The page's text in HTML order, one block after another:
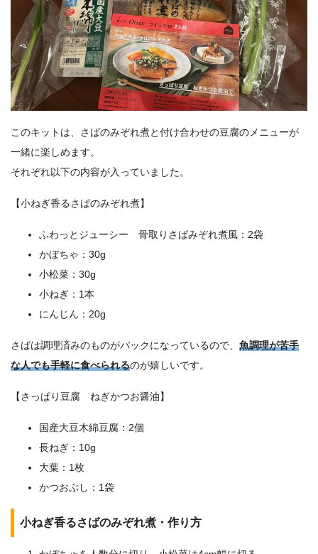
このキットは、さばのみぞれ煮と付け合わせの豆腐のメニューが
一緒に楽しめます。
それぞれ以下の内容が入っていました。
【小ねぎ香るさばのみぞれ煮】
ふわっとジューシー 骨取りさばみぞれ煮風：2袋
かぼちゃ：30g
小松菜：30g
小ねぎ：1本
にんじん：20g
さばは調理済みのものがパックになっているので、 魚調理が苦手
な人でも手軽に食べられるのが嬉しいです。
【さっぱり豆腐 ねぎかつお醤油】
国産大豆木綿豆腐：2個
長ねぎ：10g
大葉：1枚
かつおぶし：1袋
小ねぎ香るさばのみぞれ煮・作り方